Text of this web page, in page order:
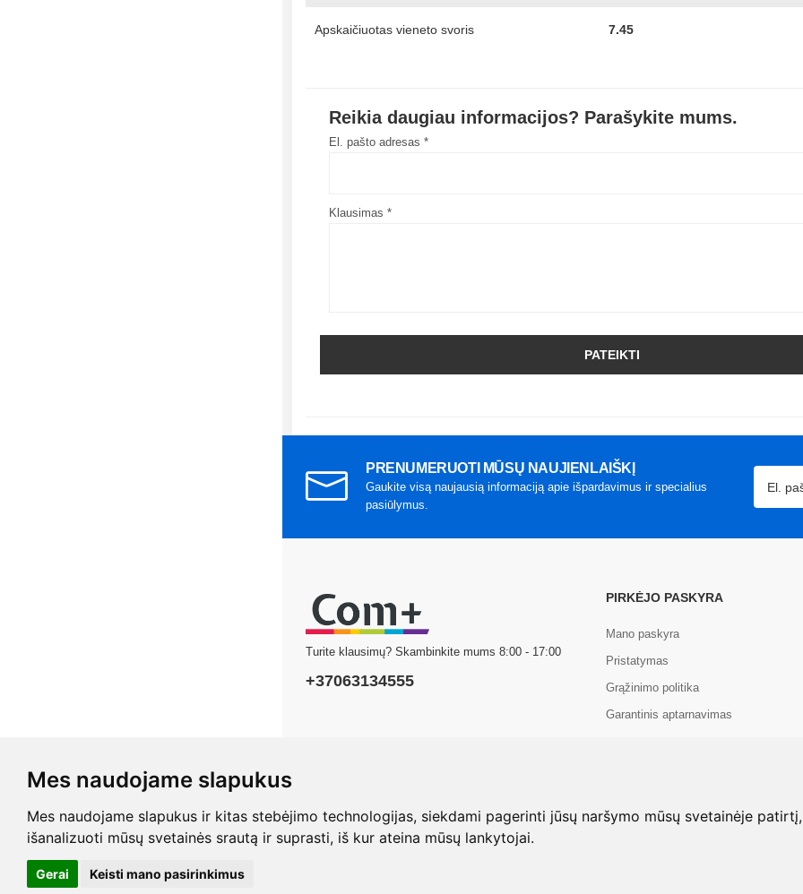
Mes naudojame slapukus
Mes naudojame slapukus ir kitas stebėjimo technologijas, siekdami pagerinti jūsų naršymo mūsų svetainėje
išanalizuoti mūsų svetainės srautą ir suprasti, iš kur ateina mūsų lankytojai.
Gerai Keisti mano pasirinkimus
Apskaičiuotas vieneto svoris 7.45
Reikia daugiau informacijos? Parašykite mums.
El. pašto adresas *
Klausimas *
PATEIKTI
PRENUMERUOTI MŪSŲ NAUJIENLAIŠKĮ
Gaukite visą naujausią informaciją apie išpardavimus ir specialius
pasiūlymus.
Turite klausimų? Skambinkite mums 8:00 - 17:00
+37063134555
PIRKĖJO PASKYRA
Mano paskyra
Pristatymas
Grąžinimo politika
Garantinis aptarnavimas